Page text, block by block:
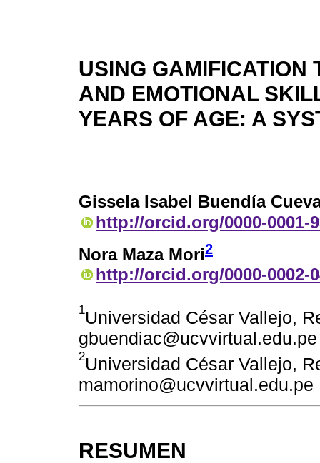
USING GAMIFICATION
AND EMOTIONAL
YEARS OF AGE: A
Gissela Isabel Buendía
http://orcid.org/0000-0001-
Nora Maza Mori2
http://orcid.org/0000-0002-
1Universidad César Vallejo,
gbuendiac@ucvvirtual.edu.pe
2Universidad César Vallejo,
mamorino@ucvvirtual.edu.pe
RESUMEN